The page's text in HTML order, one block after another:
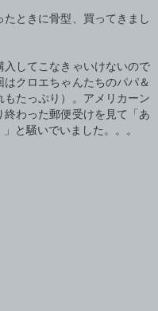
ときに骨型、買ってきまし
してこなきゃいけないので
クロエちゃんたちのパパ＆
たっぷり）。アメリカーン
わった郵便受けを見て「あ
と騒いでいました。。。